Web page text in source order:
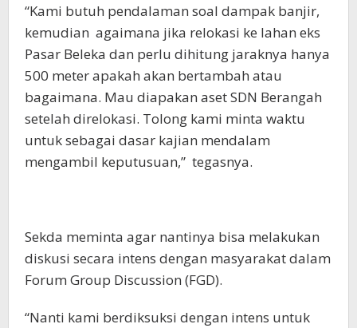
“Kami butuh pendalaman soal dampak banjir,
kemudian agaimana jika relokasi ke lahan eks
Pasar Beleka dan perlu dihitung jaraknya hanya
500 meter apakah akan bertambah atau
bagaimana. Mau diapakan aset SDN Berangah
setelah direlokasi. Tolong kami minta waktu
untuk sebagai dasar kajian mendalam
mengambil keputusuan,” tegasnya.
Sekda meminta agar nantinya bisa melakukan
diskusi secara intens dengan masyarakat dalam
Forum Group Discussion (FGD).
“Nanti kami berdiksuksi dengan intens untuk